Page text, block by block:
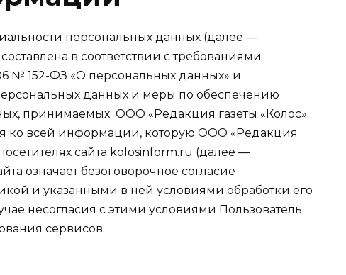
персональных данных (далее —
в соответствии с требованиями
№ 152-ФЗ «О персональных данных» и
данных и меры по обеспечению
принимаемых ООО «Редакция газеты «Колос».
ко всей информации, которую ООО «Редакция
сайта kolosinform.ru (далее —
означает безоговорочное согласие
и указанными в ней условиями обработки его
несогласия с этими условиями Пользователь
сервисов.